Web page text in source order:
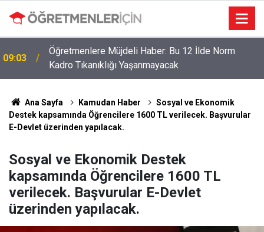
19:02
Öğretmenler İçin Son Saatler! MEB E-Sınav Görev
Başvurularında Süre Doluyor
Ana Sayfa Kamudan Haber
Sosyal ve Ekonomik
Destek kapsamında Öğrencilere 1600 TL verilecek. Başvurular
E-Devlet üzerinden yapılacak.
Sosyal ve Ekonomik Destek
kapsamında Öğrencilere 1600 TL
verilecek. Başvurular E-Devlet
üzerinden yapılacak.